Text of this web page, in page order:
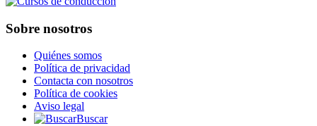
Sobre nosotros
Quiénes somos
Política de privacidad
Contacta con nosotros
Política de cookies
Aviso legal
Buscar